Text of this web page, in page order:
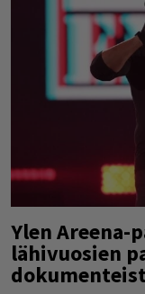
Ylen Areena-
lähivuosien